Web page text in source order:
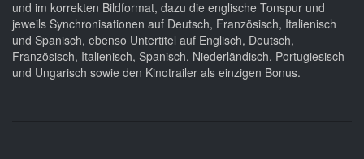
und im korrekten Bildformat, dazu die englische Tonspur und
jeweils Synchronisationen auf Deutsch, Französisch, Italienisch
und Spanisch, ebenso Untertitel auf Englisch, Deutsch,
Französisch, Italienisch, Spanisch, Niederländisch, Portugiesisch
und Ungarisch sowie den Kinotrailer als einzigen Bonus.